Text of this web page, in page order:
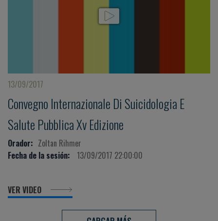
13/09/2017
Convegno Internazionale Di Suicidologia E
Salute Pubblica Xv Edizione
Orador: Zoltan Rihmer
Fecha de la sesión:
13/09/2017 22:00:00
VER VIDEO